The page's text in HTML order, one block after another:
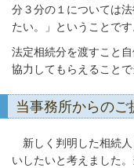
分３分の１については
たい。」ということです
法定相続分を渡すこと
協力してもらえること
当事務所からのご
新しく判明した相続人
いしたいと考えました